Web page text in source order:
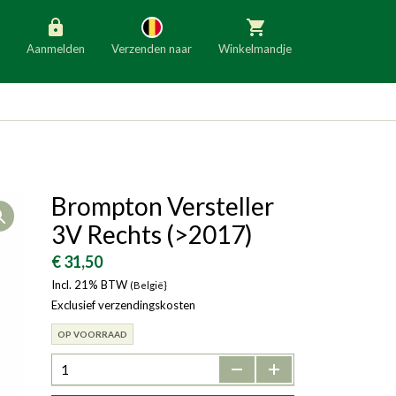
Aanmelden Verzenden naar
Slovenië Italië
Denemarken
Bulgarije
Winkelmandje
Open
Brompton Versteller
3V Rechts (>2017)
€ 31,50
Incl. 21% BTW (België}
Exclusief verzendingskosten
OP VOORRAAD
- +